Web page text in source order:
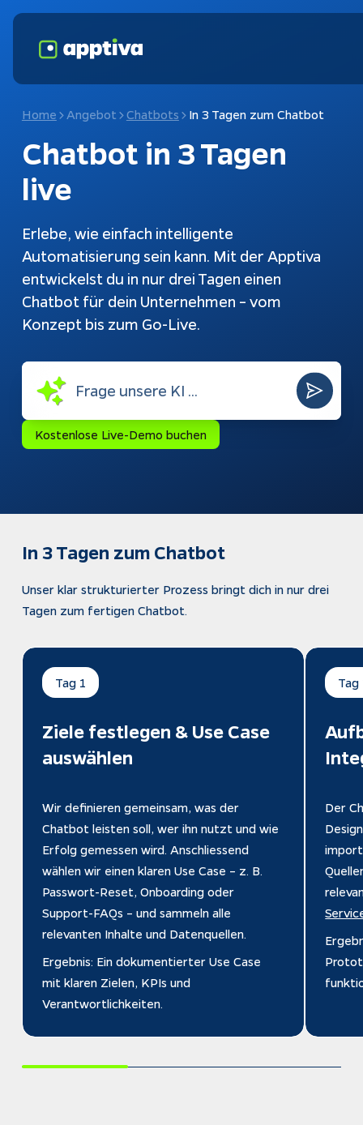
Home Angebot Chatbots In 3 Tagen zum Chatbot
Chatbot in 3 Tagen
live
Erlebe, wie einfach intelligente
Automatisierung sein kann. Mit der Apptiva
entwickelst du in nur drei Tagen einen
Chatbot für dein Unternehmen – vom
Konzept bis zum Go-Live.
Kostenlose Live-Demo buchen
In 3 Tagen zum Chatbot
Unser klar strukturierter Prozess bringt dich in nur drei
Tagen zum fertigen Chatbot.
Tag 1
Ziele festlegen & Use Case
auswählen
Wir definieren gemeinsam, was der
Chatbot leisten soll, wer ihn nutzt und wie
Erfolg gemessen wird. Anschliessend
wählen wir einen klaren Use Case – z. B.
Passwort-Reset, Onboarding oder
Support-FAQs – und sammeln alle
relevanten Inhalte und Datenquellen.
Ergebnis: Ein dokumentierter Use Case
mit klaren Zielen, KPIs und
Verantwortlichkeiten.
Tag
Der
Fokusthemen
Schnittstellen
Konfiguratoren
Webshops
Weiterentwicklung
Bubble-